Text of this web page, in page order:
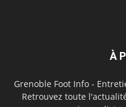
À
Grenoble Foot Info -
Retrouvez toute